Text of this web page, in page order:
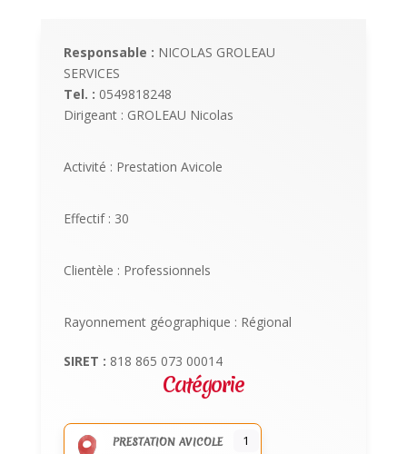
Responsable : NICOLAS GROLEAU
SERVICES
Tel. : 0549818248
Dirigeant : GROLEAU Nicolas
Activité : Prestation Avicole
Effectif : 30
Clientèle : Professionnels
Rayonnement géographique : Régional
SIRET : 818 865 073 00014
Catégorie
PRESTATION AVICOLE 1